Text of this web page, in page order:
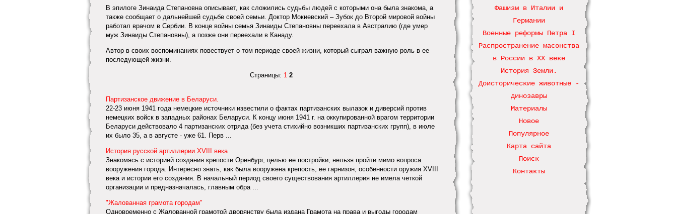
В эпилоге Зинаида Степановна описывает, как сложились судьбы людей с которыми она была знакома, а
также сообщает о дальнейшей судьбе своей семьи. Доктор Мокиевский – Зубок до Второй мировой войны
работал врачом в Сербии. В конце войны семья Зинаиды Степановны переехала в Австралию (где умер
муж Зинаиды Степановны), а позже они переехали в Канаду.
Автор в своих воспоминаниях повествует о том периоде своей жизни, который сыграл важную роль в ее
последующей жизни.
Страницы: 1 2
Партизанское движение в Беларуси.
22-23 июня 1941 года немецкие источники известили о фактах партизанских вылазок и диверсий против
немецких войск в западных районах Беларуси. К концу июня 1941 г. на оккупированной врагом территории
Беларуси действовало 4 партизанских отряда (без учета стихийно возникших партизанских групп), в июле
их было 35, а в августе - уже 61. Перв ...
История русской артиллерии XVIII века
Знакомясь с историей создания крепости Оренбург, целью ее постройки, нельзя пройти мимо вопроса
вооружения города. Интересно знать, как была вооружена крепость, ее гарнизон, особенности оружия XVIII
века и истории его создания. В начальный период своего существования артиллерия не имела четкой
организации и предназначалась, главным обра ...
"Жалованная грамота городам"
Одновременно с Жалованной грамотой дворянству была издана Грамота на права и выгоды городам
Фашизм в Италии и
Германии
Военные реформы Петра І
Распространение масонства
в России в ХХ веке
История Земли.
Доисторические животные -
динозавры
Материалы
Новое
Популярное
Карта сайта
Поиск
Контакты